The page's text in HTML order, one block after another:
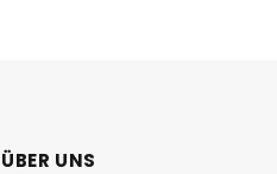
ÜBER UNS